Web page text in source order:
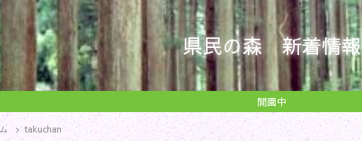
県民の森 新着情報
開園中
takuchan